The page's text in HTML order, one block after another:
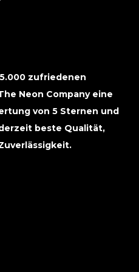
zufriedenen
Neon Company eine
von 5 Sternen und
beste Qualität,